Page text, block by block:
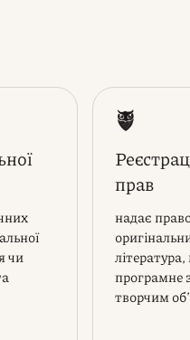
чи
прав
надає
програмне
творчим